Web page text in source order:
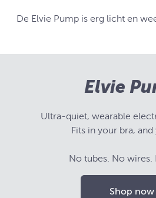
De Elvie Pump is erg licht en
Elvie
Ultra-quiet, wearable
Fits in your bra,
No tubes. No wires.
Shop now